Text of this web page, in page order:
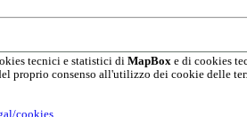
tecnici e statistici di MapBox e di cookies
proprio consenso all'utilizzo dei cookie delle
cookies